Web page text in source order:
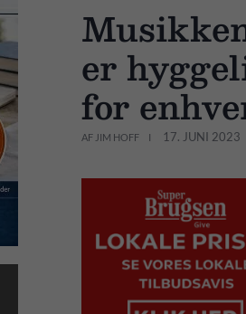
er
for
AF JIM HOFF 17. JUNI 2023